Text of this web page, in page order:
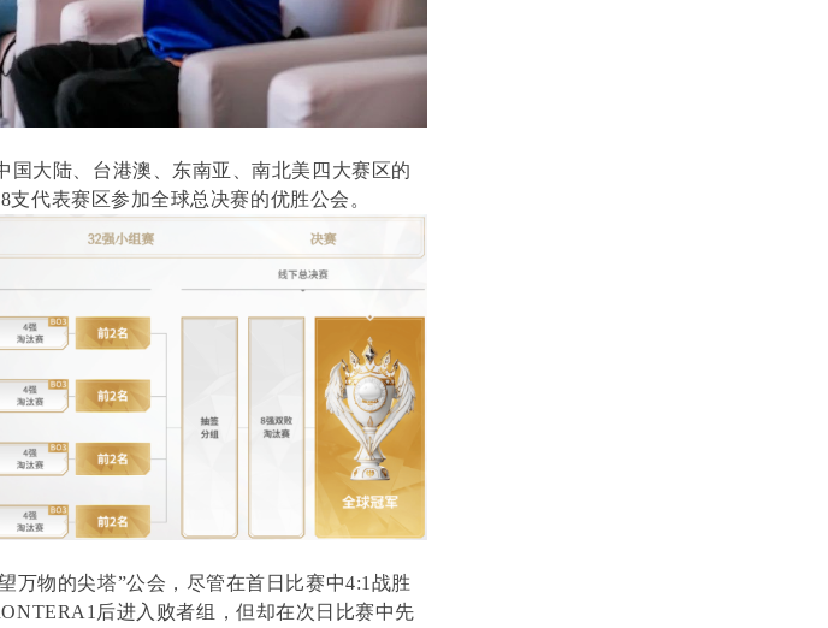
国大陆、台港澳、东南亚、南北美四大赛区的
代表赛区参加全球总决赛的优胜公会。
万物的尖塔”公会，尽管在首日比赛中4:1战胜
后进入败者组，但却在次日比赛中先